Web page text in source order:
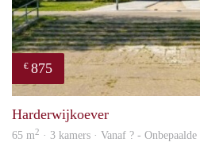
€ 875
Harderwijkoever
65 m2 · 3 kamers · Vanaf ? -